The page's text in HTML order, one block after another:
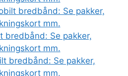
bredbånd: Se pakker,
mm.
bredbånd: Se pakker,
mm.
bredbånd: Se pakker,
mm.